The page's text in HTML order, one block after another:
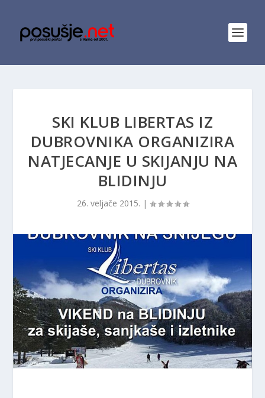
SKI KLUB LIBERTAS IZ
DUBROVNIKA ORGANIZIRA
NATJECANJE U SKIJANJU NA
BLIDINJU
26. veljače 2015. |